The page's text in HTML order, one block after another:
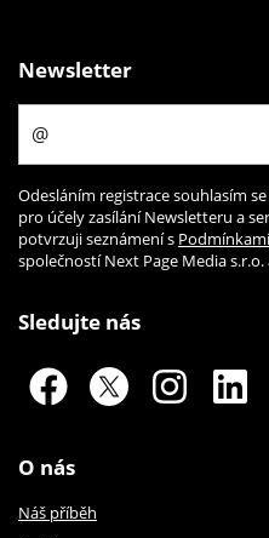
Newsletter
Odesláním registrace souhlasím
pro účely zasílání Newsletteru a
potvrzuji seznámení s
společností Next Page Media s.r.o.
Sledujte nás
O nás
Náš příběh